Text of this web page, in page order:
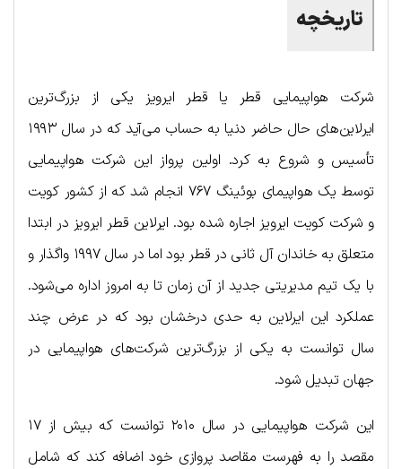
تاریخچه
شرکت هواپیمایی قطر یا قطر ایرویز یکی از بزرگ‌ترین
ایرلاین‌های حال حاضر دنیا به حساب می‌آید که در سال ۱۹۹۳
تأسیس و شروع به کرد. اولین پرواز این شرکت هواپیمایی
توسط یک هواپیمای بوئینگ ۷۶۷ انجام شد که از کشور کویت
و شرکت کویت ایرویز اجاره شده بود. ایرلاین قطر ایرویز در ابتدا
متعلق به خاندان آل ثانی در قطر بود اما در سال ۱۹۹۷ واگذار و
با یک تیم مدیریتی جدید از آن زمان تا به امروز اداره می‌شود.
عملکرد این ایرلاین به حدی درخشان بود که در عرض چند
سال توانست به یکی از بزرگ‌ترین شرکت‌های هواپیمایی در
جهان تبدیل شود.
این شرکت هواپیمایی در سال ۲۰۱۰ توانست که بیش از ۱۷
مقصد را به فهرست مقاصد پروازی خود اضافه کند که شامل